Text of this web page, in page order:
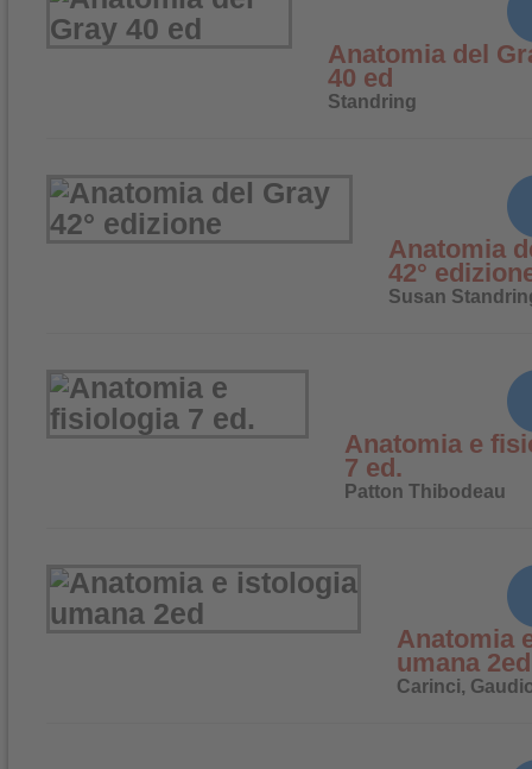
Anatomia del
40 ed
Standring
Anatomia
42°
Susan
Anatomia e
7 ed.
Patton Thibodeau
Anatomia
umana 2ed
Carinci,